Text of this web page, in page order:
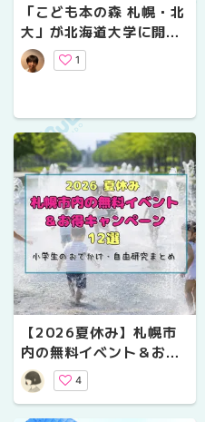
「こども本の森 札幌・北
大」が北海道大学に開館
｜安藤忠雄設計・予約制
の話題の図書館に行って
1
【2026夏休み】札幌市
内の無料イベント＆お得
キャンペーン12選！小学
生のおでかけ・自由研究
まとめ
4